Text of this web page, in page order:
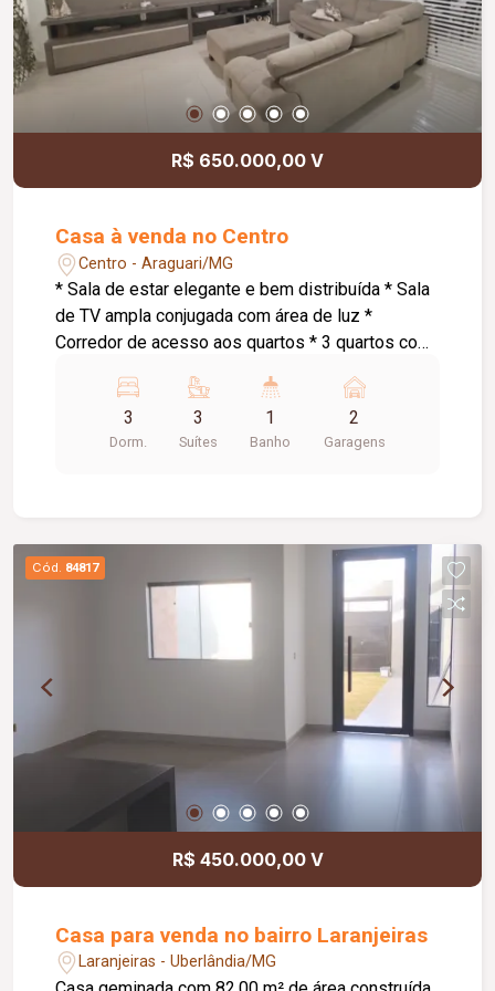
R$ 650.000,00 V
Casa à venda no Centro
Centro - Araguari/MG
* Sala de estar elegante e bem distribuída * Sala
de TV ampla conjugada com área de luz *
Corredor de acesso aos quartos * 3 quartos com
planejados e banheira de hidromassagem * 1
suíte com armários planejados * Cozinha
conjugada com área gourmet ampla *
pequenos * Portão eletrônico * 2 interfones para
maior comodidade e acessibilidade * Energia
solar atendendo as 3 suítes, proporcionando
mais economia e eficiência energética
3
Dorm.
3
Suítes
1
Banho
2
Garagens
Cód. 84817
R$ 450.000,00 V
Casa para venda no bairro Laranjeiras
Laranjeiras - Uberlândia/MG